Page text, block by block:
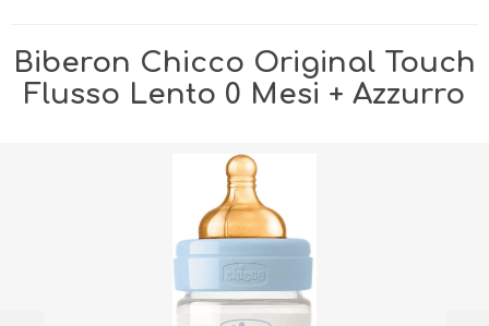
Biberon Chicco Original Touch
Flusso Lento 0 Mesi + Azzurro